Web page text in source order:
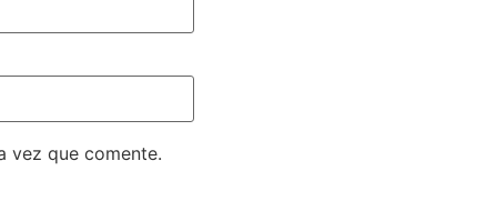
vez que comente.